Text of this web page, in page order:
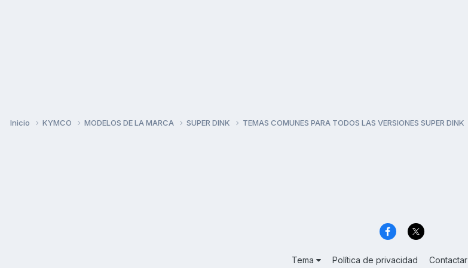
Inicio KYMCO MODELOS DE LA MARCA SUPER DINK TEMAS COMUNES PARA TODOS LAS VERSIONES SUPER DINK
Tema Política de privacidad Contactar